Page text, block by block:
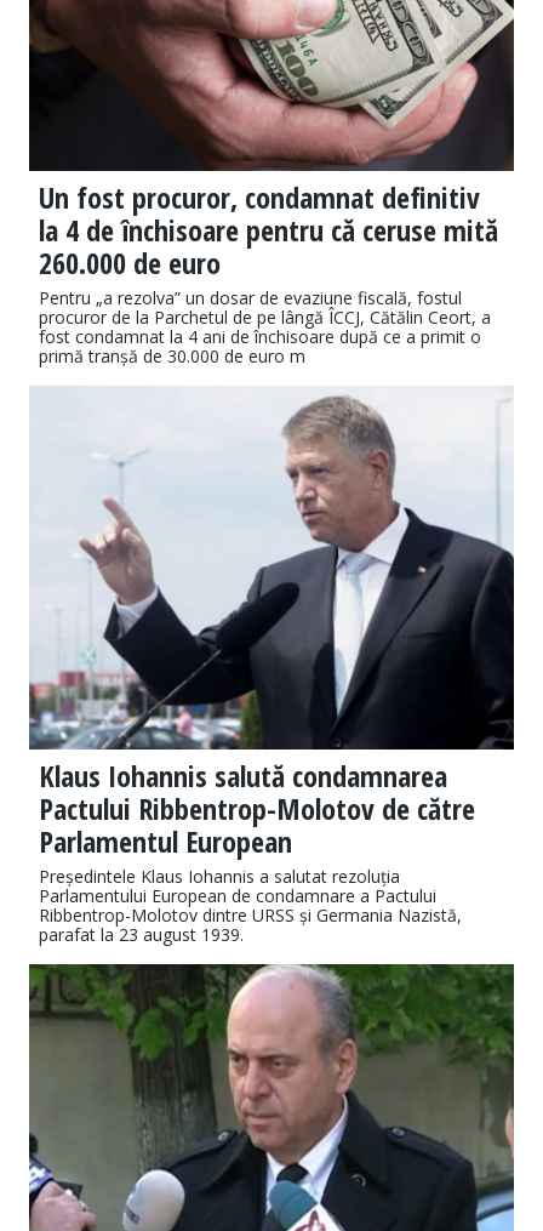
Un fost procuror, condamnat definitiv
la 4 de închisoare pentru că ceruse mită
260.000 de euro
Pentru „a rezolva” un dosar de evaziune fiscală, fostul
procuror de la Parchetul de pe lângă ÎCCJ, Cătălin Ceort, a
fost condamnat la 4 ani de închisoare după ce a primit o
primă tranșă de 30.000 de euro m
Klaus Iohannis salută condamnarea
Pactului Ribbentrop-Molotov de către
Parlamentul European
Președintele Klaus Iohannis a salutat rezoluția
Parlamentului European de condamnare a Pactului
Ribbentrop-Molotov dintre URSS și Germania Nazistă,
parafat la 23 august 1939.